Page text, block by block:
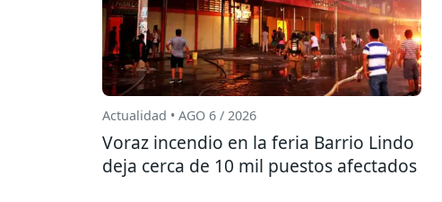
Actualidad • AGO 6 / 2026
Voraz incendio en la feria Barrio Lindo
deja cerca de 10 mil puestos afectados